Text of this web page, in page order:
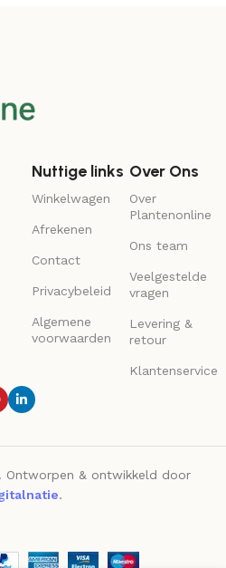
Nuttige links
Winkelwagen
Afrekenen
Contact
Privacybeleid
Algemene
voorwaarden
Over Ons
Over
Plantenonline
Ons team
Veelgestelde
vragen
Levering &
retour
Klantenservice
. Ontworpen & ontwikkeld door
.